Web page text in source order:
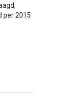
per 2015